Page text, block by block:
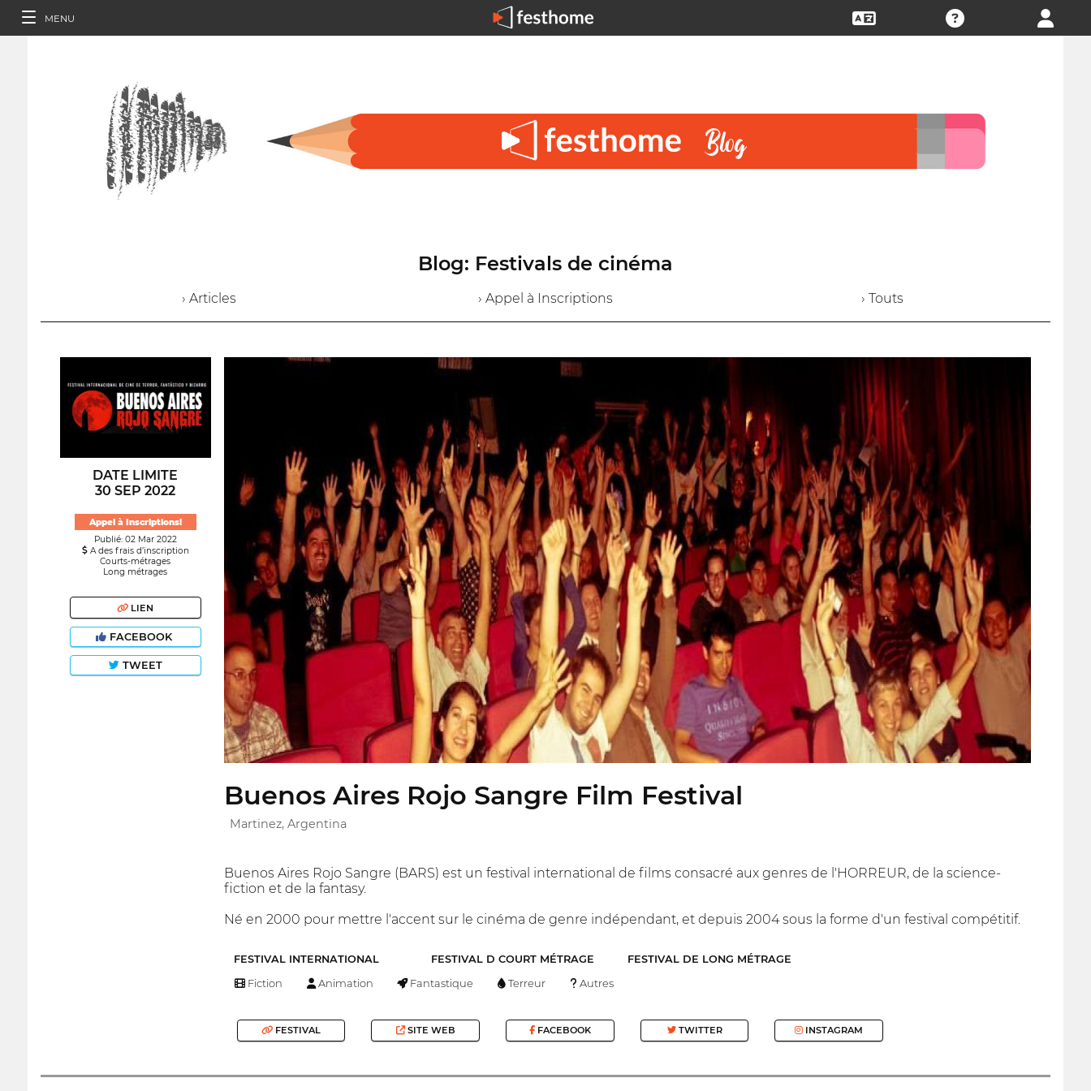
MENU
Blog: Festivals de cinéma
› Articles › Appel à Inscriptions › Touts
DATE LIMITE
30 SEP 2022
Appel à Inscriptions!
Publié: 02 Mar 2022
A des frais d’inscription
Courts-métrages
Long métrages
LIEN
FACEBOOK
TWEET
Buenos Aires Rojo Sangre Film Festival
Martinez, Argentina
Buenos Aires Rojo Sangre (BARS) est un festival international de films consacré aux genres de l'HORREUR, de la science-
fiction et de la fantasy.
Né en 2000 pour mettre l'accent sur le cinéma de genre indépendant, et depuis 2004 sous la forme d'un festival compétitif.
FESTIVAL INTERNATIONAL FESTIVAL D COURT MÉTRAGE FESTIVAL DE LONG MÉTRAGE
Fiction Animation Fantastique Terreur Autres
FESTIVAL SITE WEB FACEBOOK TWITTER INSTAGRAM